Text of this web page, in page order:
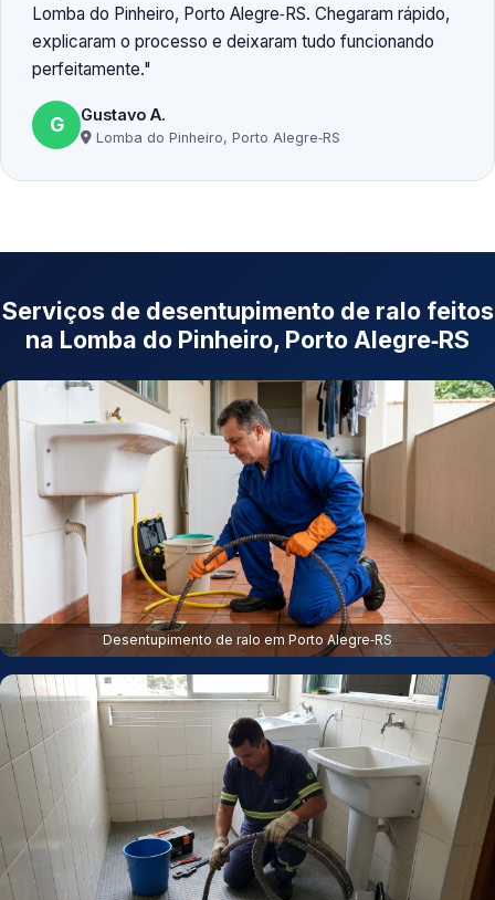
Lomba do Pinheiro, Porto Alegre‑RS. Chegaram rápido,
explicaram o processo e deixaram tudo funcionando
perfeitamente.
G Gustavo A.
Lomba do Pinheiro, Porto Alegre‑RS
Serviços de desentupimento de ralo feitos
na Lomba do Pinheiro, Porto Alegre‑RS
Desentupimento de ralo em Porto Alegre‑RS